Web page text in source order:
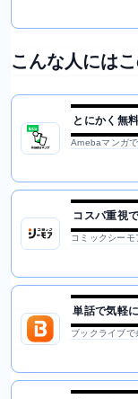
こんな人には
とにかく無
Amebaマンガで
コスパ重視
コミックシーモ
単話で気軽
ブックライブで